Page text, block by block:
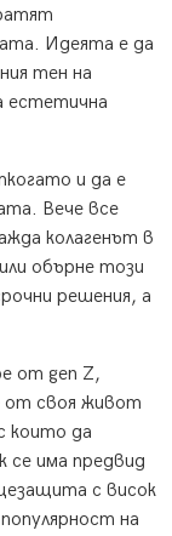
Идеята е да
тен на
естетична
и да е
Вече все
колагенът в
обърне този
решения, а
от gen Z,
своя живот
които да
има предвид
с висок
на